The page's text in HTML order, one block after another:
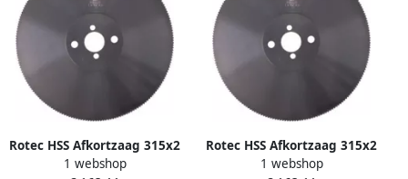
Rotec HSS Afkortzaag 315x2
5x32 T=5 200 Tanden
1 webshop
Rotec HSS Afkortzaag 315x2
5x32 T=4 250 Tanden
1 webshop